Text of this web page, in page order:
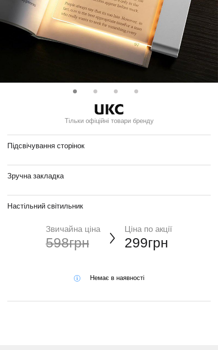
Тільки офіційні товари бренду
Підсвічування сторінок
Зручна закладка
Настільний світильник
Звичайна ціна
598грн
Ціна по акції
299грн
Немає в наявності